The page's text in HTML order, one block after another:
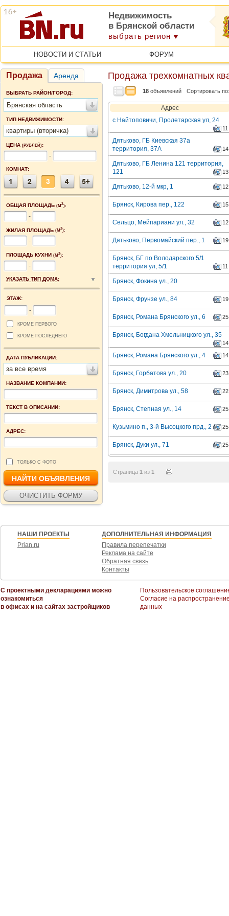
Недвижимость
в Брянской области
выбрать регион
НОВОСТИ И СТАТЬИ ФОРУМ
Продажа Аренда
ВЫБРАТЬ РАЙОН/ГОРОД:
Брянская область
ТИП НЕДВИЖИМОСТИ:
квартиры (вторичка)
ЦЕНА (РУБЛЕЙ):
-
КОМНАТ:
ОБЩАЯ ПЛОЩАДЬ (М2):
-
ЖИЛАЯ ПЛОЩАДЬ (М2):
-
ПЛОЩАДЬ КУХНИ (М2):
-
УКАЗАТЬ ТИП ДОМА:
ЭТАЖ:
-
КРОМЕ ПЕРВОГО
КРОМЕ ПОСЛЕДНЕГО
ДАТА ПУБЛИКАЦИИ:
за все время
НАЗВАНИЕ КОМПАНИИ:
ТЕКСТ В ОПИСАНИИ:
АДРЕС:
ТОЛЬКО С ФОТО
Продажа трехкомнатных
18 объявлений Сортировать
Адрес
с Найтоповичи, Пролетарская ул, 24
11
Дятьково, ГБ Киевская 37а
территория, 37А
14
Дятьково, ГБ Ленина 121 территория,
121
13
Дятьково, 12-й мкр, 1 12
Брянск, Кирова пер., 122 15
Сельцо, Мейпариани ул., 32 12
Дятьково, Первомайский пер., 1 19
Брянск, БГ по Володарского 5/1
территория ул, 5/1
11
Брянск, Фокина ул., 20
Брянск, Фрунзе ул., 84 19
Брянск, Романа Брянского ул., 6 25
Брянск, Богдана Хмельницкого ул., 35
14
Брянск, Романа Брянского ул., 4 14
Брянск, Горбатова ул., 20 23
Брянск, Димитрова ул., 58 22
Брянск, Степная ул., 14 25
Кузьмино п., 3-й Высоцкого прд., 2 25
Брянск, Дуки ул., 71 25
Страница 1 из 1
НАШИ ПРОЕКТЫ
Prian.ru
ДОПОЛНИТЕЛЬНАЯ ИНФОРМАЦИЯ
Правила перепечатки
Реклама на сайте
Обратная связь
Контакты
С проектными декларациями можно
ознакомиться
в офисах и на сайтах застройщиков
Пользовательское
Согласие на
данных